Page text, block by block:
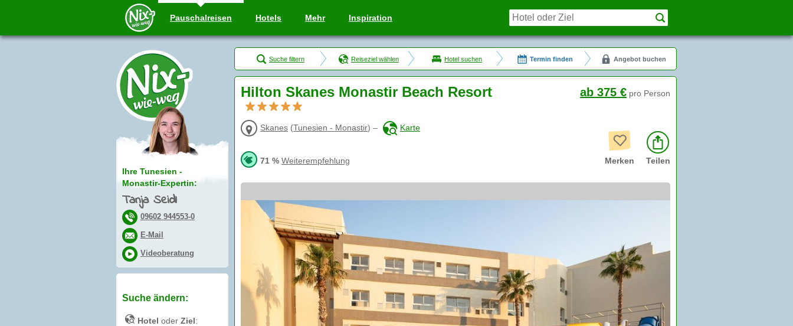
Pauschalreisen Hotels Mehr Inspiration
Ihre Tunesien -
Monastir-Expertin:
Tanja Seidl
09602 944553-0
E-Mail
Videoberatung
Suche ändern:
Hotel oder Ziel:
Suche filtern Reiseziel wählen Hotel suchen Termin finden Angebot buchen
Hilton Skanes Monastir Beach Resort
Skanes (Tunesien - Monastir) – Karte
71 % Weiterempfehlung
ab 375 € pro Person
Merken Teilen